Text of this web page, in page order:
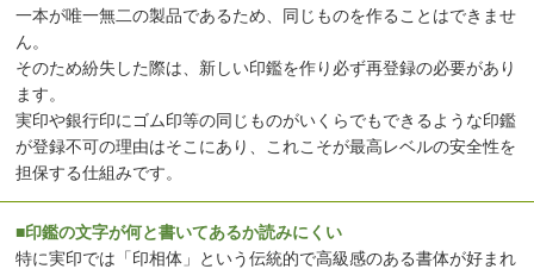
一本が唯一無二の製品であるため、同じものを作ることはできませ
ん。
そのため紛失した際は、新しい印鑑を作り必ず再登録の必要があり
ます。
実印や銀行印にゴム印等の同じものがいくらでもできるような印鑑
が登録不可の理由はそこにあり、これこそが最高レベルの安全性を
担保する仕組みです。
■印鑑の文字が何と書いてあるか読みにくい
特に実印では「印相体」という伝統的で高級感のある書体が好まれ